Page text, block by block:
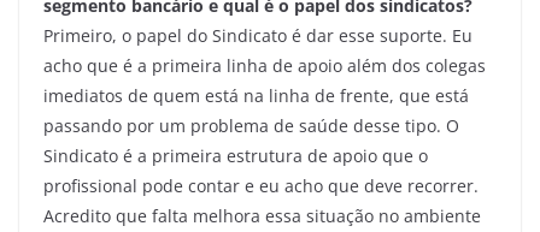
segmento bancário e qual é o papel dos sindicatos?
Primeiro, o papel do Sindicato é dar esse suporte. Eu
acho que é a primeira linha de apoio além dos colegas
imediatos de quem está na linha de frente, que está
passando por um problema de saúde desse tipo. O
Sindicato é a primeira estrutura de apoio que o
profissional pode contar e eu acho que deve recorrer.
Acredito que falta melhora essa situação no ambiente